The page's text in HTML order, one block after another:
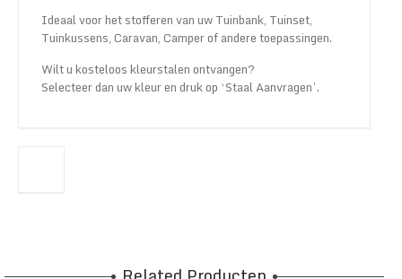
Ideaal voor het stofferen van uw Tuinbank, Tuinset,
Tuinkussens, Caravan, Camper of andere toepassingen.
Wilt u kosteloos kleurstalen ontvangen?
Selecteer dan uw kleur en druk op ‘Staal Aanvragen’.